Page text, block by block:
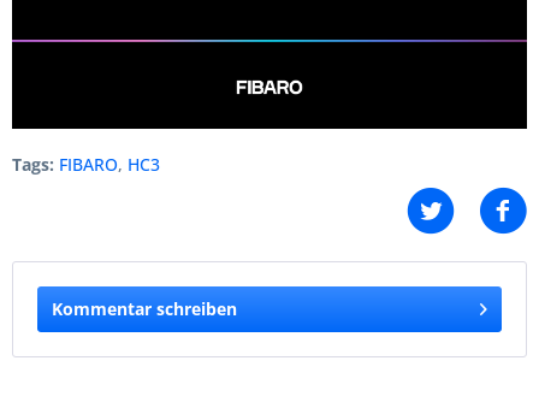
Tags: FIBARO, HC3
Kommentar schreiben